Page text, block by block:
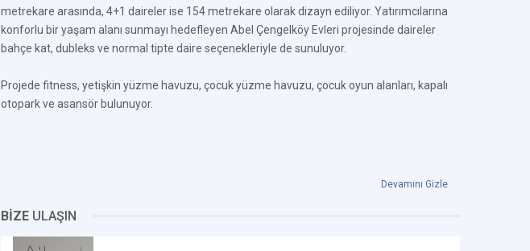
metrekare arasında, 4+1 daireler ise 154 metrekare olarak dizayn ediliyor. Yatırımcılarına
konforlu bir yaşam alanı sunmayı hedefleyen Abel Çengelköy Evleri projesinde daireler
bahçe kat, dubleks ve normal tipte daire seçenekleriyle de sunuluyor.
Projede fitness, yetişkin yüzme havuzu, çocuk yüzme havuzu, çocuk oyun alanları, kapalı
otopark ve asansör bulunuyor.
Devamını Gizle
BİZE ULAŞIN